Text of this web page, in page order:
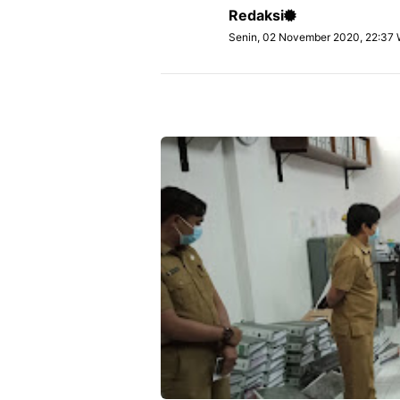
Redaksi
Senin, 02 November 2020, 22:37